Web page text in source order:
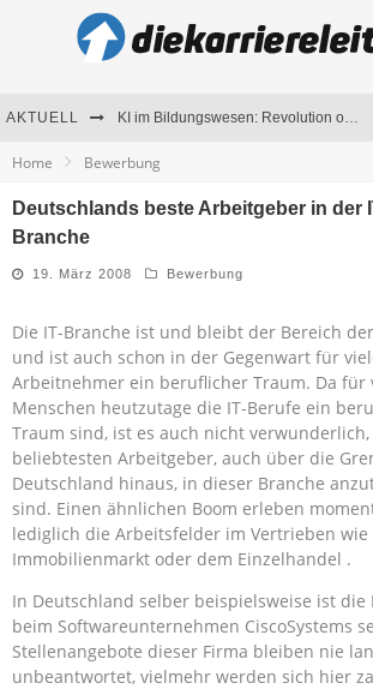
AKTUELL KI im Bildungswesen: Revolution oder Risiko für Schulen und Universitäten?
Seminare als Motivationsmotor – Wie Weiterbildung Mitarbeiter nachhaltig begeistert
Home Bewerbung
Deutschlands beste Arbeitgeber in der
Branche
19. März 2008 Bewerbung
Die IT-Branche ist und bleibt der Bereich
und ist auch schon in der Gegenwart für
Arbeitnehmer ein beruflicher Traum. Da für
Menschen heutzutage die IT-Berufe ein
Traum sind, ist es auch nicht verwunderlich,
beliebtesten Arbeitgeber, auch über die
Deutschland hinaus, in dieser Branche
sind. Einen ähnlichen Boom erleben
lediglich die Arbeitsfelder im Vertrieben wie
Immobilienmarkt oder dem Einzelhandel .
In Deutschland selber beispielsweise ist
beim Softwareunternehmen CiscoSystems
Stellenangebote dieser Firma bleiben nie
unbeantwortet, vielmehr werden sich hier